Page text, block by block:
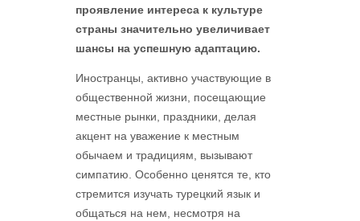
проявление интереса к культуре
страны значительно увеличивает
шансы на успешную адаптацию.
Иностранцы, активно участвующие в
общественной жизни, посещающие
местные рынки, праздники, делая
акцент на уважение к местным
обычаем и традициям, вызывают
симпатию. Особенно ценятся те, кто
стремится изучать турецкий язык и
общаться на нем, несмотря на